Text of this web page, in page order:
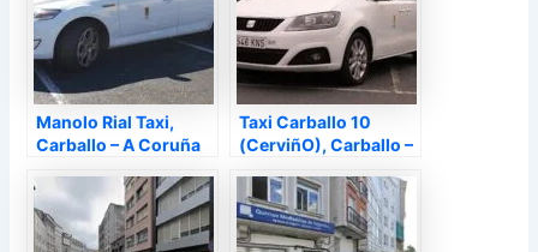
Manolo Rial Taxi,
Carballo – A Coruña
Taxi Carballo 10
(CerviñO), Carballo –